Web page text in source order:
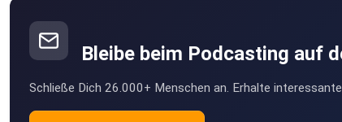
Bleibe beim Podcasting auf
Schließe Dich 26.000+ Menschen an. Erhalte